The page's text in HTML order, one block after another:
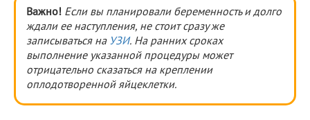
Важно! Если вы планировали беременность и долго
ждали ее наступления, не стоит сразу же
записываться на УЗИ. На ранних сроках
выполнение указанной процедуры может
отрицательно сказаться на креплении
оплодотворенной яйцеклетки.